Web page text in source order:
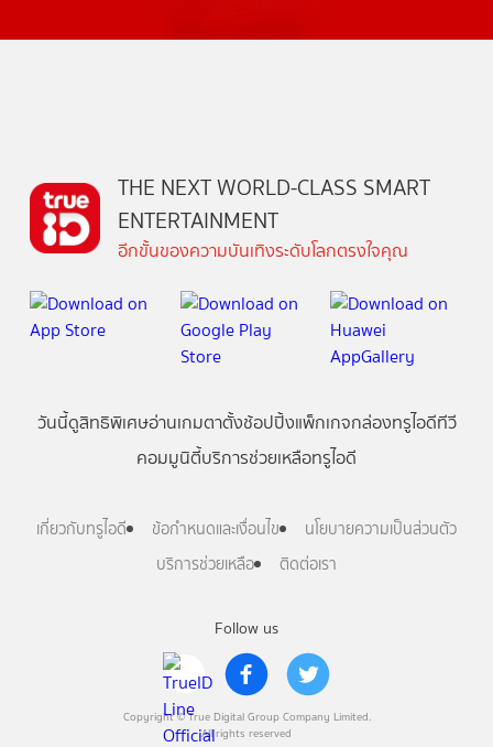
Follow us
Copyright © True Digital Group Company Limited.
All rights reserved
THE NEXT WORLD-CLASS SMART
ENTERTAINMENT
อีกขั้นของความบันเทิงระดับโลกตรงใจคุณ
วันนี้ดูสิทธิพิเศษอ่านเกมตาตั้งช้อปปิ้งแพ็กเกจกล่องทรูไอดีทีวี
คอมมูนิตี้บริการช่วยเหลือทรูไอดี
เกี่ยวกับทรูไอดี ข้อกำหนดและเงื่อนไข
นโยบายความเป็นส่วนตัว
บริการช่วยเหลือ
ติดต่อเรา